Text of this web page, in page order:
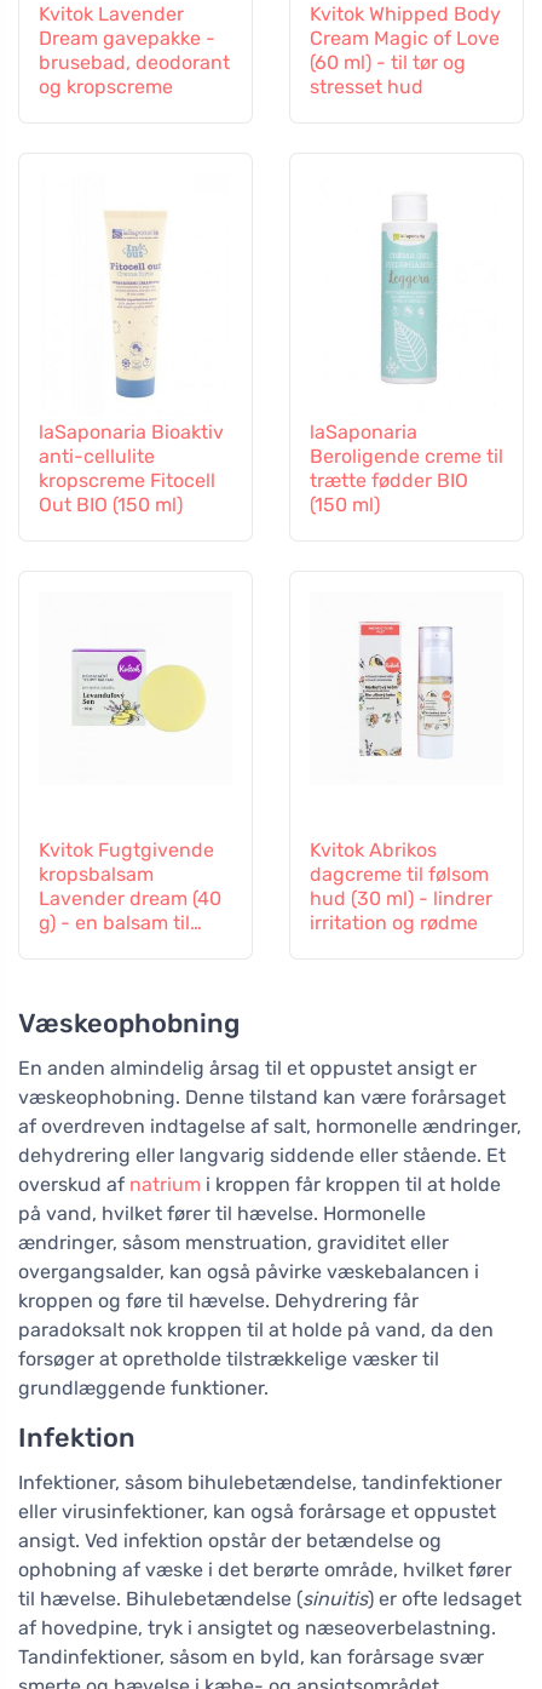
Kvitok Lavender
Dream gavepakke -
brusebad, deodorant
og kropscreme
Kvitok Whipped Body
Cream Magic of Love
(60 ml) - til tør og
stresset hud
laSaponaria Bioaktiv
anti-cellulite
kropscreme Fitocell
Out BIO (150 ml)
laSaponaria
Beroligende creme til
trætte fødder BIO
(150 ml)
Kvitok Fugtgivende
kropsbalsam
Lavender dream (40
g) - en balsam til
Kvitok Abrikos
dagcreme til følsom
hud (30 ml) - lindrer
irritation og rødme
Væskeophobning
En anden almindelig årsag til et oppustet ansigt er
væskeophobning. Denne tilstand kan være forårsaget
af overdreven indtagelse af salt, hormonelle ændringer,
dehydrering eller langvarig siddende eller stående. Et
overskud af natrium i kroppen får kroppen til at holde
på vand, hvilket fører til hævelse. Hormonelle
ændringer, såsom menstruation, graviditet eller
overgangsalder, kan også påvirke væskebalancen i
kroppen og føre til hævelse. Dehydrering får
paradoksalt nok kroppen til at holde på vand, da den
forsøger at opretholde tilstrækkelige væsker til
grundlæggende funktioner.
Infektion
Infektioner, såsom bihulebetændelse, tandinfektioner
eller virusinfektioner, kan også forårsage et oppustet
ansigt. Ved infektion opstår der betændelse og
ophobning af væske i det berørte område, hvilket fører
til hævelse. Bihulebetændelse (sinuitis) er ofte ledsaget
af hovedpine, tryk i ansigtet og næseoverbelastning.
Tandinfektioner, såsom en byld, kan forårsage svær